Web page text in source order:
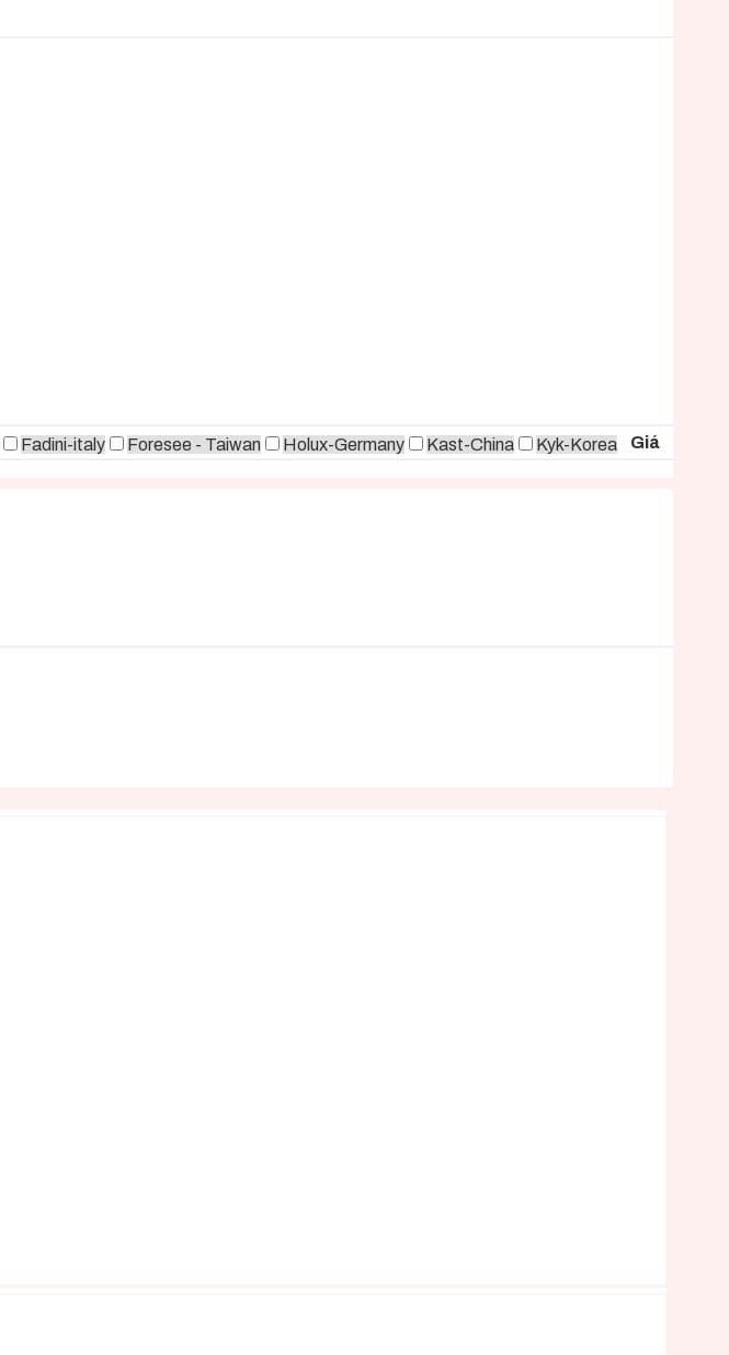
Fadini-italy Foresee - Taiwan Holux-Germany Kast-China
Kyk-Korea
Giá